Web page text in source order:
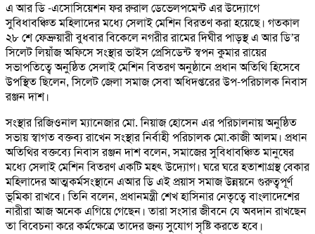
এ আর ডি -এসোসিয়েশন ফর রুরাল ডেভেলপমেন্ট এর উদ্যোগে
সুবিধাবঞ্চিত মহিলাদের মধ্যে সেলাই মেশিন বিরতণ করা হয়েছে। গতকাল
২৮ শে ফেব্রুয়ারী বুধবার বিকেলে নগরীর রামের দিঘীর পাড়স্থ এ আর ডি’র
সিলেট লিয়াঁজ অফিসে সংস্থার ভাইস প্রেসিডেন্ট স্বপন কুমার রায়ের
সভাপতিত্বে অনুষ্ঠিত সেলাই মেশিন বিতরণ অনুষ্ঠানে প্রধান অতিথি হিসেবে
উপস্থিত ছিলেন, সিলেট জেলা সমাজ সেবা অধিদপ্তরের উপ-পরিচালক নিবাস
রঞ্জন দাশ।
সংস্থার রিজিওনাল ম্যানেজার মো. নিয়াজ হোসেন এর পরিচালনায় অনুষ্ঠিত
সভায় স্বাগত বক্তব্য রাখেন সংস্থার নির্বাহী পরিচালক মো.কাজী আলম। প্রধান
অতিথির বক্তব্যে নিবাস রঞ্জন দাশ বলেন, সমাজের সুবিধাবঞ্চিত মানুষের
মধ্যে সেলাই মেশিন বিতরণ একটি মহৎ উদ্যোগ। ঘরে ঘরে হতাশাগ্রস্থ বেকার
মহিলাদের আত্মকর্মসংস্থানে এআর ডি এই প্রয়াস সমাজ উন্নয়নে গুরুত্বপূর্ণ
ভূমিকা রাখবে। তিনি বলেন, প্রধানমন্ত্রী শেখ হাসিনার নেতৃত্বে বাংলাদেশের
নারীরা আজ অনেক এগিয়ে গেছেন। তারা সংসার জীবনে যে অবদান রাখছেন
তা বিবেচনা করে কর্মক্ষেত্রে তাদের জন্য সুযোগ সৃষ্টি করতে হবে।